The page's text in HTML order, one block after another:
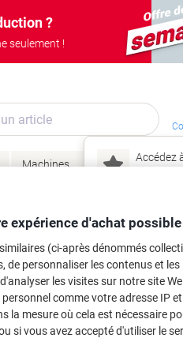
?
seulement !
Accédez
Machines
toners ou
expérience d'achat possible
(ci-après dénommés
de personnaliser les contenus et les
les visites sur notre site
comme votre adresse IP et
la mesure où cela est nécessaire
si vous avez accepté d'utiliser le